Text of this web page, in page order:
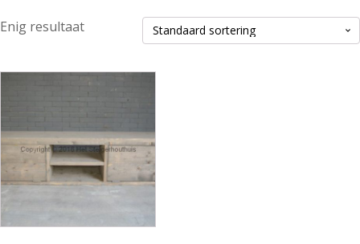
Enig resultaat
meerdere
variaties.
Deze
optie